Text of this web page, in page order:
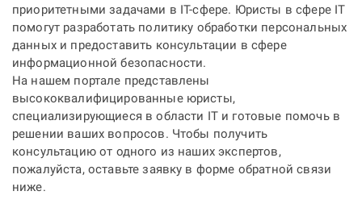
приоритетными задачами в IT-сфере. Юристы в сфере IT
помогут разработать политику обработки персональных
данных и предоставить консультации в сфере
информационной безопасности.
На нашем портале представлены
высококвалифицированные юристы,
специализирующиеся в области IT и готовые помочь в
решении ваших вопросов. Чтобы получить
консультацию от одного из наших экспертов,
пожалуйста, оставьте заявку в форме обратной связи
ниже.